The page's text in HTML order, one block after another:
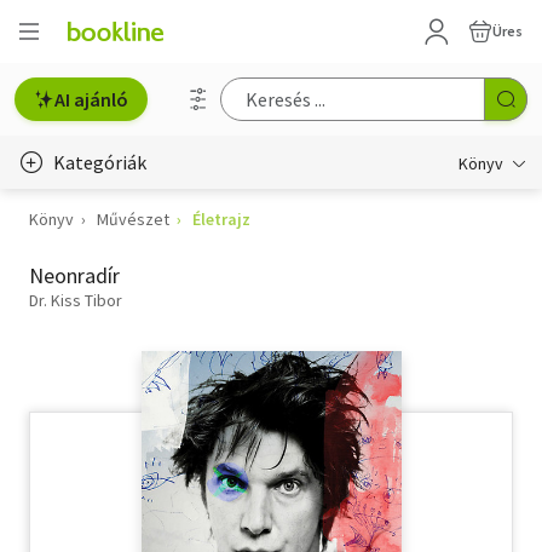
Üres
AI ajánló
Kategóriák Könyv
Életmód, egészség
Erotika
Hobbi, szabadidő
Könyv Művészet Életrajz
Neonradír
Dr. Kiss Tibor